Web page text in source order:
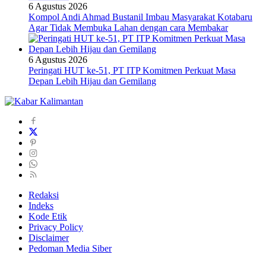
6 Agustus 2026
Kompol Andi Ahmad Bustanil Imbau Masyarakat Kotabaru
Agar Tidak Membuka Lahan dengan cara Membakar
6 Agustus 2026
Peringati HUT ke-51, PT ITP Komitmen Perkuat Masa
Depan Lebih Hijau dan Gemilang
Redaksi
Indeks
Kode Etik
Privacy Policy
Disclaimer
Pedoman Media Siber